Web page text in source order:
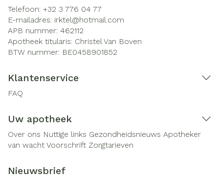
Telefoon: +32 3 776 04 77
E-mailadres: irktel@hotmail.com
APB nummer: 462112
Apotheek titularis: Christel Van Boven
BTW nummer: BE0458901852
Klantenservice
FAQ
Uw apotheek
Over ons Nuttige links Gezondheidsnieuws Apotheker
van wacht Voorschrift Zorgtarieven
Nieuwsbrief